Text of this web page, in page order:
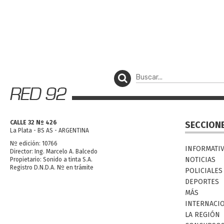
CALLE 32 Nº 426
La Plata - BS AS - ARGENTINA
Nº edición: 10766
Director: Ing. Marcelo A. Balcedo
Propietario: Sonido a tinta S.A.
Registro D.N.D.A. Nº en trámite
NOTICIAS
POLICIALES
DEPORTES
MÁS
LA REGIÓN